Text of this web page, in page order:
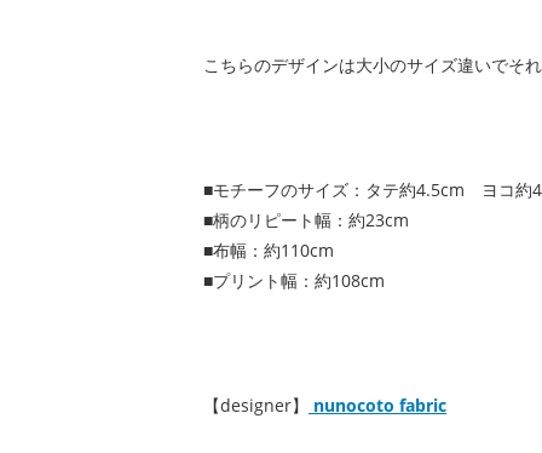
こちらのデザインは大小のサイズ違いでそ
■モチーフのサイズ：タテ約4.5cm ヨコ約
■柄のリピート幅：約23cm
■布幅：約110cm
■プリント幅：約108cm
【designer】 nunocoto fabric